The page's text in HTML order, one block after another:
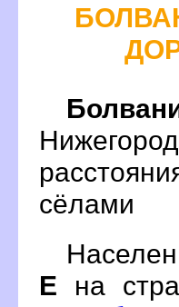
сёлами
Е на